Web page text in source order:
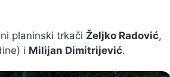
planinski trkači Željko Radović,
i Milijan Dimitrijević.